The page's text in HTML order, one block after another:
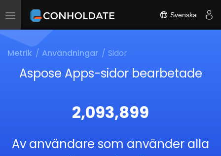
Toggle
Svenska
Metrik Användningar Sidor
Aspose Apps-sidor bearbetade
2,093,899
Av användare som använder alla